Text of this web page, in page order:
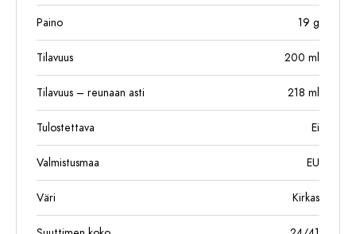
Paino 19 g
Tilavuus 200 ml
Tilavuus – reunaan asti 218 ml
Tulostettava Ei
Valmistusmaa EU
Väri Kirkas